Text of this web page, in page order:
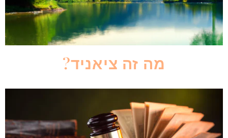
מה זה ציאניד?